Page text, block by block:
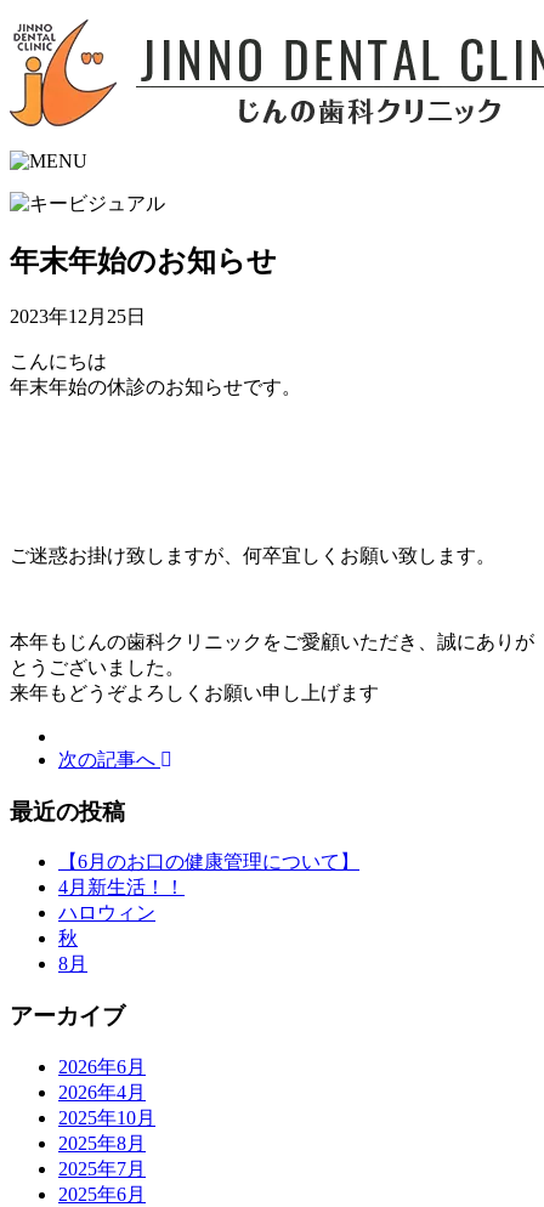
年末年始のお知らせ
2023年12月25日
こんにちは
年末年始の休診のお知らせです。
ご迷惑お掛け致しますが、何卒宜しくお願い致します。
本年もじんの歯科クリニックをご愛顧いただき、誠にありが
とうございました。
来年もどうぞよろしくお願い申し上げます
次の記事へ
最近の投稿
【6月のお口の健康管理について】
4月新生活！！
ハロウィン
秋
8月
アーカイブ
2026年6月
2026年4月
2025年10月
2025年8月
2025年7月
2025年6月